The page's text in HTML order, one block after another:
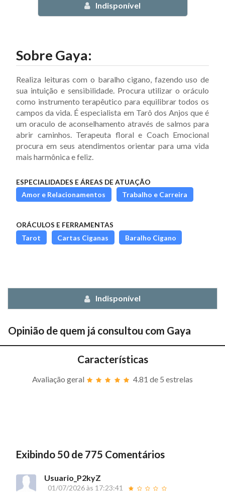
Indisponível
Sobre Gaya:
Realiza leituras com o baralho cigano, fazendo uso de
sua intuição e sensibilidade. Procura utilizar o oráculo
como instrumento terapêutico para equilibrar todos os
campos da vida. É especialista em Tarô dos Anjos que é
um oraculo de aconselhamento através de salmos para
abrir caminhos. Terapeuta floral e Coach Emocional
procura em seus atendimentos orientar para uma vida
mais harmônica e feliz.
ESPECIALIDADES E ÁREAS DE ATUAÇÃO
Amor e Relacionamentos
Trabalho e Carreira
ORÁCULOS E FERRAMENTAS
Tarot
Cartas Ciganas Baralho Cigano
Indisponível
Opinião de quem já consultou com Gaya
Características
Avaliação geral 4.81 de 5 estrelas
Exibindo 50 de 775 Comentários
Usuario_P2kyZ
01/07/2026 às 17:23:41